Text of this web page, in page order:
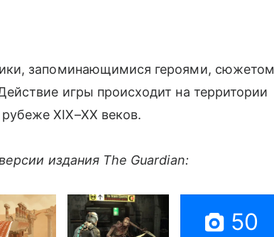
запоминающимися героями, сюжетом
йствие игры происходит на территории
XIX–XX веков.
издания The Guardian:
50